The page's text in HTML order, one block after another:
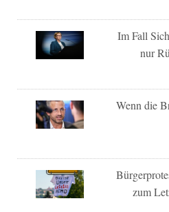
Im Fall
nur
Wenn die
zum